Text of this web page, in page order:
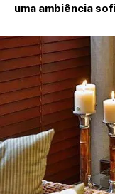
uma ambiência